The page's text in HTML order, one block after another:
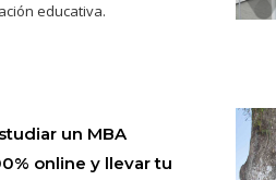
educativa.
un MBA
online y llevar tu